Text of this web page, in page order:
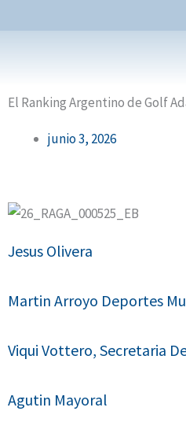
al
El Ranking Argentino de Golf
junio 3, 2026
Jesus Olivera
Martin Arroyo Deportes
Viqui Vottero, Secretaria
Agutin Mayoral